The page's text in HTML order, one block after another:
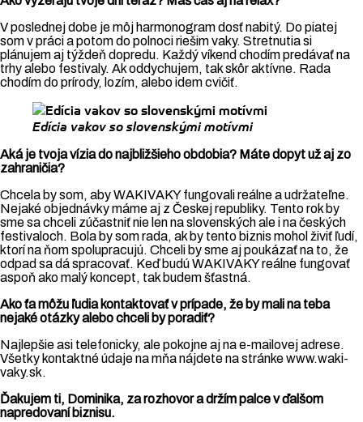
V poslednej dobe je môj harmonogram dosť nabitý. Do piatej
som v práci a potom do polnoci riešim vaky. Stretnutia si
plánujem aj týždeň dopredu. Každý víkend chodím predávať na
trhy alebo festivaly. Ak oddychujem, tak skôr aktívne. Rada
chodím do prírody, lozím, alebo idem cvičiť.
Edícia vakov so slovenskými motívmi
Aká je tvoja vízia do najbližšieho obdobia? Máte dopyt už aj zo
zahraničia?
Chcela by som, aby WAKIVAKY fungovali reálne a udržateľne.
Nejaké objednávky máme aj z Českej republiky. Tento rok by
sme sa chceli zúčastniť nie len na slovenských ale i na českých
festivaloch. Bola by som rada, ak by tento biznis mohol živiť ľudí,
ktorí na ňom spolupracujú. Chceli by sme aj poukázať na to, že
odpad sa dá spracovať. Keď budú WAKIVAKY reálne fungovať
aspoň ako malý koncept, tak budem šťastná.
Ako ťa môžu ľudia kontaktovať v prípade, že by mali na teba
nejaké otázky alebo chceli by poradiť?
Najlepšie asi telefonicky, ale pokojne aj na e-mailovej adrese.
Všetky kontaktné údaje na mňa nájdete na stránke www.waki-
vaky.sk.
Ďakujem ti, Dominika, za rozhovor a držím palce v ďalšom
napredovaní biznisu.